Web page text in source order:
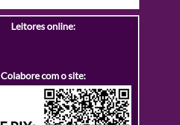
Leitores online:
Colabore com o site: